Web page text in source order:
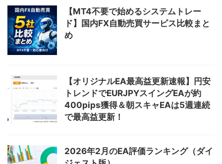
【MT4不要で始めるシステムトレー
ド】国内FX自動売買サービス比較まと
め
【オリジナルEA最高益更新速報】円安
トレンドでEURJPYスイングEAが約
400pips獲得＆朝スキャEAは5週連続
で最高益更新！
2026年2月のEA評価ランキング（ダイ